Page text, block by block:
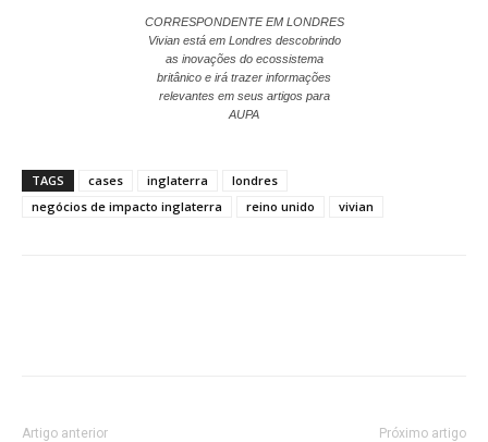
CORRESPONDENTE EM LONDRES
Vivian está em Londres descobrindo
as inovações do ecossistema
britânico e irá trazer informações
relevantes em seus artigos para
AUPA
TAGS cases inglaterra
londres
negócios de impacto inglaterra
reino unido vivian
Artigo anterior Próximo artigo